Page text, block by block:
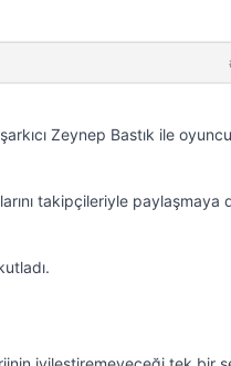
şarkıcı Zeynep Bastık ile oyuncu
takipçileriyle paylaşmaya